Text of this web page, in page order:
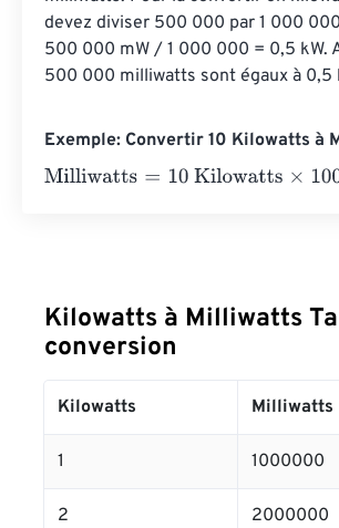
devez diviser 500 000 par 1 000
500 000 mW / 1 000 000 = 0,5 kW.
500 000 milliwatts sont égaux à 0,5
Exemple: Convertir 10 Kilowatts à
Milliwatts=10 Kilowatts×1000000 =
Kilowatts à Milliwatts
conversion
Kilowatts Milliwatts
1 1000000
2 2000000